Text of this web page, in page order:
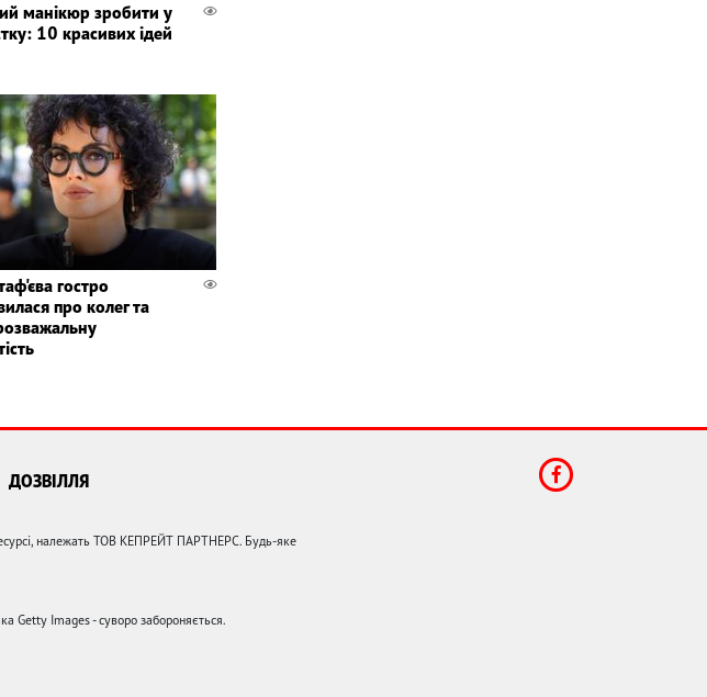
манікюр зробити у
10 красивих ідей
гостро
про колег та
ДОЗВІЛЛЯ
належать ТОВ КЕПРЕЙТ ПАРТНЕРС. Будь-яке
Getty Images - суворо забороняється.